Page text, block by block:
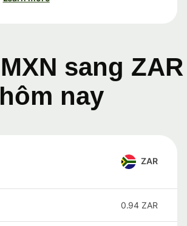
sang ZAR
hôm nay
ZAR
0.94 ZAR